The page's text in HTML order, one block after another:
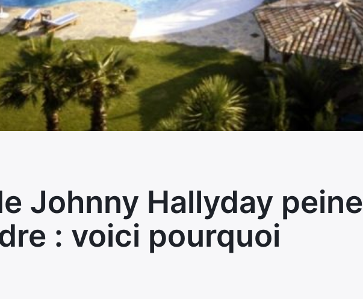
Johnny Hallyday peine
: voici pourquoi